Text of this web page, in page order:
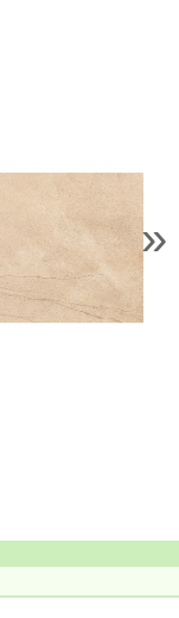
»
Код:
486715